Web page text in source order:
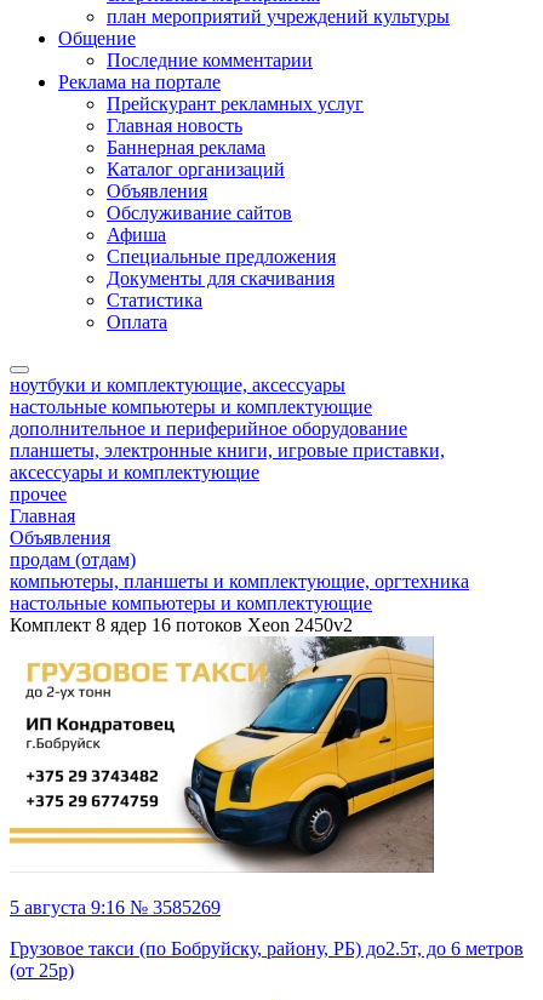
план мероприятий учреждений культуры
Общение
Последние комментарии
Реклама на портале
Прейскурант рекламных услуг
Главная новость
Баннерная реклама
Каталог организаций
Объявления
Обслуживание сайтов
Афиша
Специальные предложения
Документы для скачивания
Статистика
Оплата
ноутбуки и комплектующие, аксессуары
настольные компьютеры и комплектующие
дополнительное и периферийное оборудование
планшеты, электронные книги, игровые приставки,
аксессуары и комплектующие
прочее
Главная
Объявления
продам (отдам)
компьютеры, планшеты и комплектующие, оргтехника
настольные компьютеры и комплектующие
Комплект 8 ядер 16 потоков Xeon 2450v2
5 августа 9:16 № 3585269
Грузовое такси (по Бобруйску, району, РБ) до2.5т, до 6 метров
(от 25р)